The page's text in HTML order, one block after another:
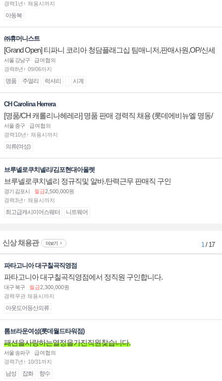
경력1년↑ 채용시까지
아동복
㈜휴머니스트
[Grand Open] 티파니 코리아 청담플래그십 팀매니저,판매사원,OP/신세
계대전 판매사원 채용
서울 강남구
급여협의
경력8년↑ 09/06까지
명품 주얼리 럭셔리 시계
CH Carolina Herrera
[명품/CH 캐롤리나헤레라] 명품 판매 경력직 채용 (롯데에비뉴엘 명동/
잠실/부산)
서울 중구
급여협의
경력10년↑ 채용시까지
의류(여성)
브루넬로쿠치넬리/김포현대아울렛
브루넬로쿠치넬리 정규직및 알바.탄력근무 판매직 구인
경기 김포시 월급2,500,000원
경력3년↑ 채용시까지
최고급캐시미어스웨터 니트웨어
신상 채용관 더보기 1/ 17
파타고니아 대구칠곡직영점
파타고니아 대구칠곡직영점에서 정직원 구인합니다.
대구 북구 월급2,300,000원
경력무관 채용시까지
아웃도어등산의류
톰브라운여성(롯데월드타워점)
패션을사랑하는열정을가진직원찾습니다.
서울 송파구
급여협의
경력7년↑ 10/31까지
남성 잡화 향수